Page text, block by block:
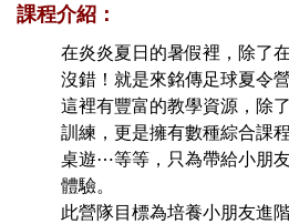
課程介紹：
在炎炎夏日的暑假裡，除了
沒錯！就是來銘傳足球夏令
這裡有豐富的教學資源，除
訓練，更是擁有數種綜合課
桌遊⋯等等，只為帶給小朋
體驗。
此營隊目標為培養小朋友進